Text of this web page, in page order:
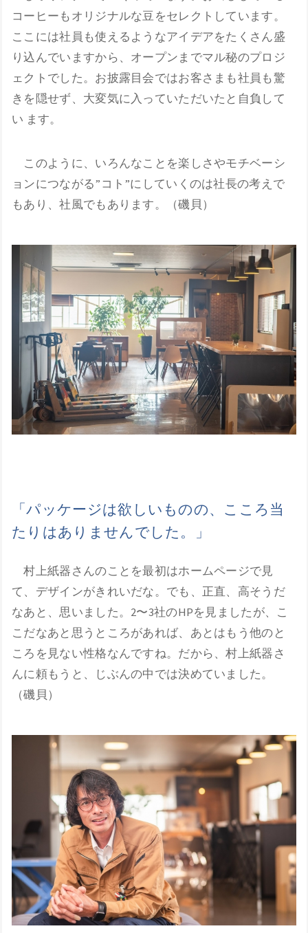
コーヒーもオリジナルな豆をセレクトしています。
ここには社員も使えるようなアイデアをたくさん盛
り込んでいますから、オープンまでマル秘のプロジ
ェクトでした。お披露目会ではお客さまも社員も驚
きを隠せず、大変気に入っていただいたと自負して
い ます。
このように、いろんなことを楽しさやモチベーシ
ョンにつながる”コト”にしていくのは社長の考えで
もあり、社風でもあります。（磯貝）
「パッケージは欲しいものの、こころ当
たりはありませんでした。」
村上紙器さんのことを最初はホームページで見
て、デザインがきれいだな。でも、正直、高そうだ
なあと、思いました。2〜3社のHPを見ましたが、こ
こだなあと思うところがあれば、あとはもう他のと
ころを見ない性格なんですね。だから、村上紙器さ
んに頼もうと、じぶんの中では決めていました。
（磯貝）